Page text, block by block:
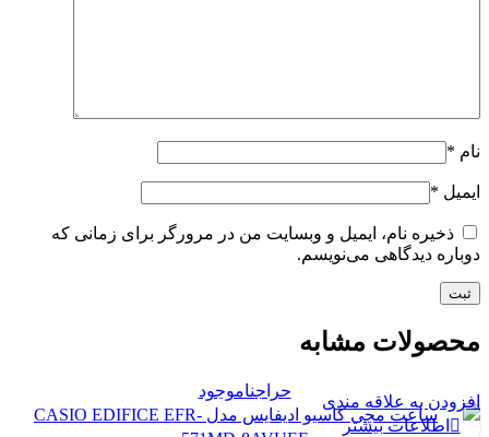
نام *
ایمیل *
ذخیره نام، ایمیل و وبسایت من در مرورگر برای زمانی که
دوباره دیدگاهی می‌نویسم.
محصولات مشابه
حراجناموجود
افزودن به علاقه مندی
اطلاعات بیشتر